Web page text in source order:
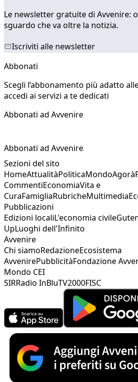
Le newsletter gratuite di Avvenire:
sguardo che va oltre la notizia.
Iscriviti alle newsletter
Abbonati
Scegli l’abbonamento più adatto
accedi ai servizi a te dedicati
Abbonati ad Avvenire
Abbonati ad Avvenire
Sezioni del sito
HomeAttualitàPoliticaMondoAgorà
CommentiEconomiaVita e
CuraFamigliaRubricheMultimedia
Pubblicazioni
Edizioni localiL'economia civile
UpLuoghi dell'Infinito
Avvenire
Chi siamoRedazioneEcosistema
AvvenirePubblicitàFondazione
Mondo CEI
SIRRadio InBluTV2000FISC